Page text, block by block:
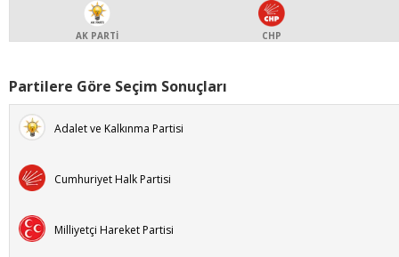
AK PARTİ CHP
Partilere Göre Seçim Sonuçları
Adalet ve Kalkınma Partisi
Cumhuriyet Halk Partisi
Milliyetçi Hareket Partisi